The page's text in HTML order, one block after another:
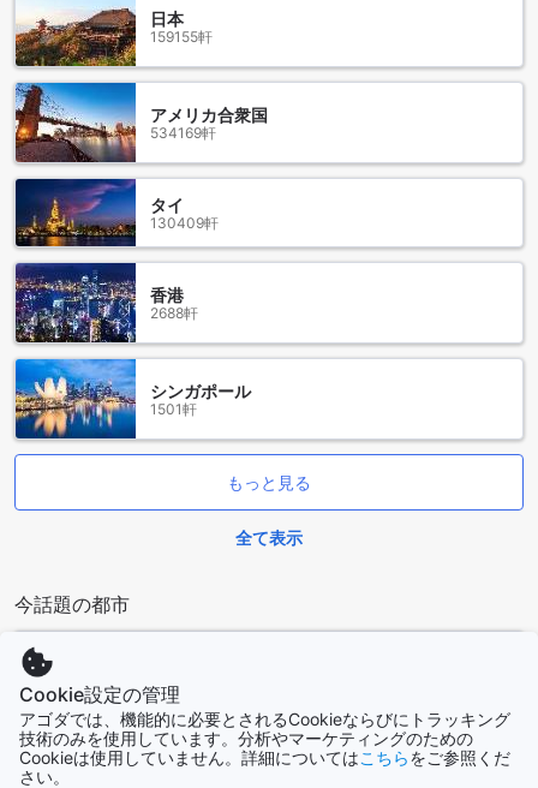
が待っていてくれるため、安心して移動できます。
さらに、公共交通機関を利用する場合は、空港から市内行き
のバスを利用し、チェンライのバスターミナルで下車する方
法もあります。そこからは、タクシーを利用してザ・ヴィエ
ラ・チェンライまでのアクセスが可能です。公共交通機関を
利用することで、地元の雰囲気を感じながら移動することが
でき、旅の始まりからチェンライの魅力を楽しむことができ
ます。ザ・ヴィエラ・チェンライは、リラックスできる素晴
らしい宿泊施設で、旅の疲れを癒すのに最適な場所です。
チェンライの魅力を堪能する：ザ・ヴィエラ・チェンライ周
辺の名所
ザ・ヴィエラ・チェンライの周辺には、訪れる価値のある素
晴らしい名所が点在しています。まず、ワット・ロンスアテ
ン（ブルーテンプル）は、その美しい青色の外観と独特なデ
ザインで知られています。この寺院は、訪れる人々に深い精
神的な体験を提供し、写真愛好家にとっても絶好のスポット
です。寺院の周囲には、静かな庭園が広がっており、心を落
ち着けるひとときを過ごすことができます。
タイの寺院は、地元の人々の信仰の中心地であり、美しい彫
刻と豊かな歴史を感じることができます。また、リムコック
場所として人気です。さらに、地元の市場では、タイの文化
ントを観戦することもできます。これらの魅力的な名所を訪
れることで、チェンライの豊かな文化と歴史を深く味わうこ
とができるでしょう。
周辺のレストラン
日本
159155軒
アメリカ合衆国
534169軒
タイ
130409軒
香港
2688軒
シンガポール
1501軒
もっと見る
全て表示
今話題の都市
ソウル
Cookie設定の管理
アゴダでは、機能的に必要とされるCookieならびにトラッキング
技術のみを使用しています。分析やマーケティングのための
Cookieは使用していません。詳細についてはこちらをご参照くだ
さい。